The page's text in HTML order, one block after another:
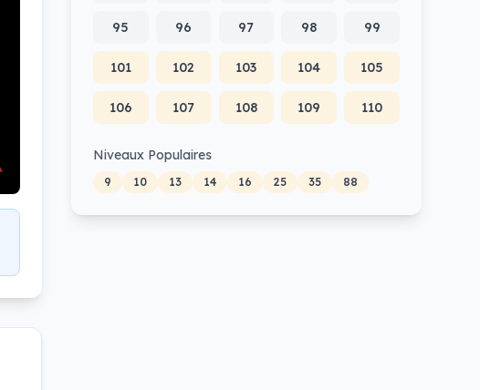
95 96 97 98 99
101 102 103 104 105
106 107 108 109 110
Niveaux Populaires
9 10 13 14 16 25 35 88